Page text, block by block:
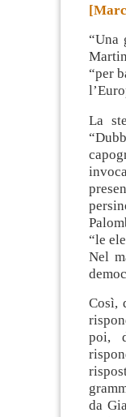
“Una
“per
La
“le
Nel
Così,
poi,
da